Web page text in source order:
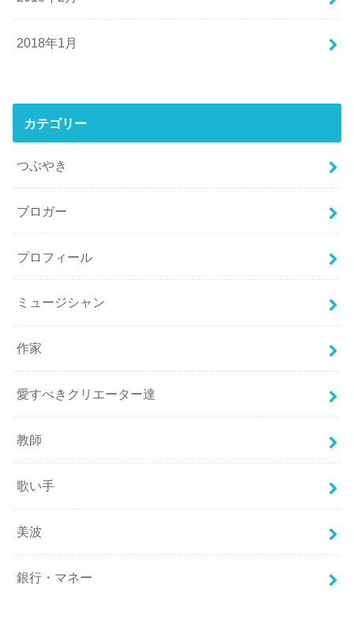
2018年1月
カテゴリー
つぶやき
ブロガー
プロフィール
ミュージシャン
作家
愛すべきクリエーター達
教師
歌い手
美波
銀行・マネー